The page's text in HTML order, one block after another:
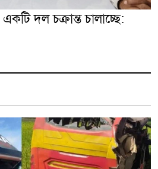
দল চক্রান্ত চালাচ্ছে: